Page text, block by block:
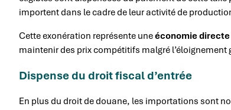
importent dans le cadre de leur activité de
Cette exonération représente uneéconomie directe
maintenir des prix compétitifs malgré
Dispense du droit fiscal d’entrée
En plus du droit de douane, les importations sont